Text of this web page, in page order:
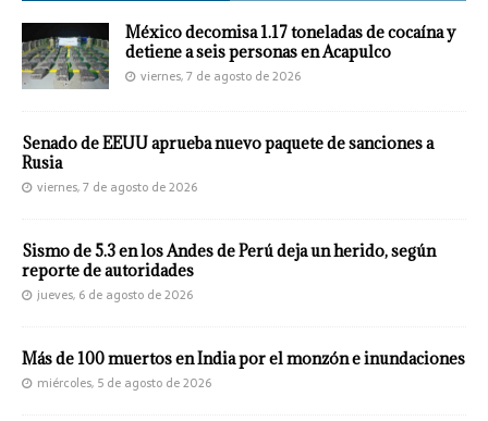
México decomisa 1.17 toneladas de cocaína y
detiene a seis personas en Acapulco
viernes, 7 de agosto de 2026
Senado de EEUU aprueba nuevo paquete de sanciones a
Rusia
viernes, 7 de agosto de 2026
Sismo de 5.3 en los Andes de Perú deja un herido, según
reporte de autoridades
jueves, 6 de agosto de 2026
Más de 100 muertos en India por el monzón e inundaciones
miércoles, 5 de agosto de 2026